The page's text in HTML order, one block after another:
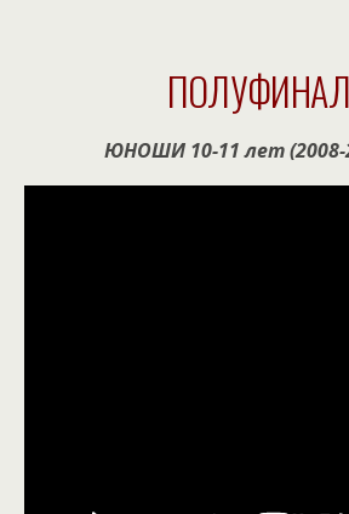
ЮНОШИ 10-11 лет (2008-